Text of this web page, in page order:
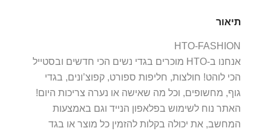
תיאור
HTO-FASHION
אנחנו ב-HTO מוכרים בגדי נשים הכי חדשים ובסטייל
הכי לוהט! חולצות, חליפות ספורט, קפוצ’ונים, בגדי
גוף, מחשופים, וכל מה שאישה או נערה צריכות היום!
האתר נוח לשימוש בפלאפון הנייד וגם באמצעות
המחשב, את יכולה בקלות להזמין כל מוצר או בגד